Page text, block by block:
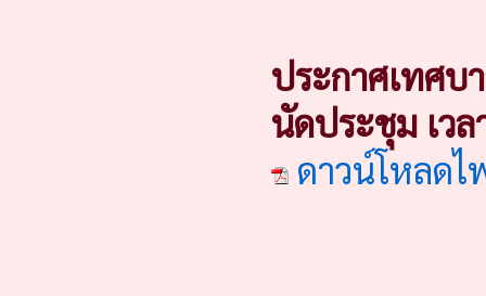
ประกาศเทศบ
นัดประชุม เว
ดาวน์โหลด